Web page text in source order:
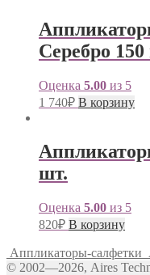
Серебро
Оценка 5.00 из 5
1 740₽ В корзину
шт.
Оценка 5.00 из 5
820₽ В корзину
Аппликаторы-салфетки
© 2002—2026, Aires